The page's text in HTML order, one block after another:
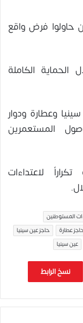
حاولوا فرض واقع
الحماية الكاملة
وعطارة ودوار
المستعمرين
لاعتداءات
المستوطنين
عطارة
حاجز عين سينيا
عين سينيا
نسخ الرابط